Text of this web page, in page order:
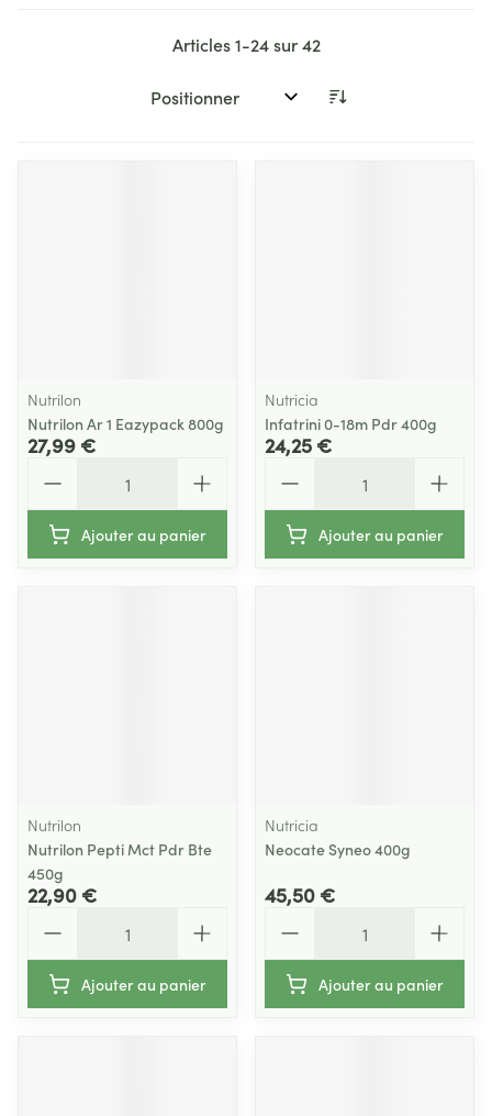
Articles1-24sur42
Trier par:
Nutrilon
Nutrilon Ar 1 Eazypack 800g
27,99 €
Ajouter au panier
Nutricia
Infatrini 0-18m Pdr 400g
24,25 €
Ajouter au panier
Nutrilon
Nutrilon Pepti Mct Pdr Bte
450g
22,90 €
Ajouter au panier
Nutricia
Neocate Syneo 400g
45,50 €
Ajouter au panier